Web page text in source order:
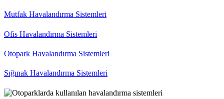
Mutfak Havalandırma Sistemleri
Ofis Havalandırma Sistemleri
Otopark Havalandırma Sistemleri
Sığınak Havalandırma Sistemleri